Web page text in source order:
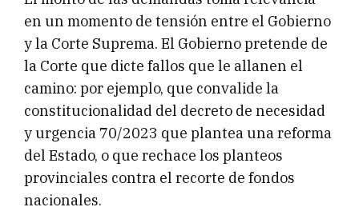
en un momento de tensión entre el Gobierno
y la Corte Suprema. El Gobierno pretende de
la Corte que dicte fallos que le allanen el
camino: por ejemplo, que convalide la
constitucionalidad del decreto de necesidad
y urgencia 70/2023 que plantea una reforma
del Estado, o que rechace los planteos
provinciales contra el recorte de fondos
nacionales.